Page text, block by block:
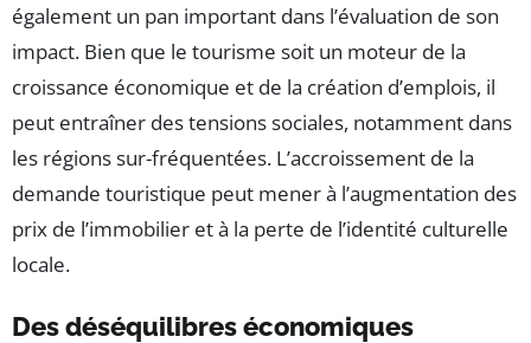
également un pan important dans l’évaluation de son
impact. Bien que le tourisme soit un moteur de la
croissance économique et de la création d’emplois, il
peut entraîner des tensions sociales, notamment dans
les régions sur-fréquentées. L’accroissement de la
demande touristique peut mener à l’augmentation des
prix de l’immobilier et à la perte de l’identité culturelle
locale.
Des déséquilibres économiques